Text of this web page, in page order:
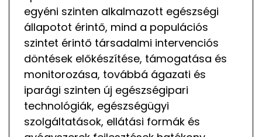
egyéni szinten alkalmazott egészségi
állapotot érintő, mind a populációs
szintet érintő társadalmi intervenciós
döntések előkészítése, támogatása és
monitorozása, továbbá ágazati és
iparági szinten új egészségipari
technológiák, egészségügyi
szolgáltatások, ellátási formák és